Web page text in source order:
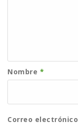
Nombre *
Correo electrónico